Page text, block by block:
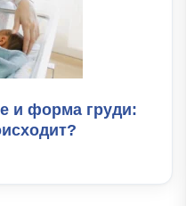
и форма груди: